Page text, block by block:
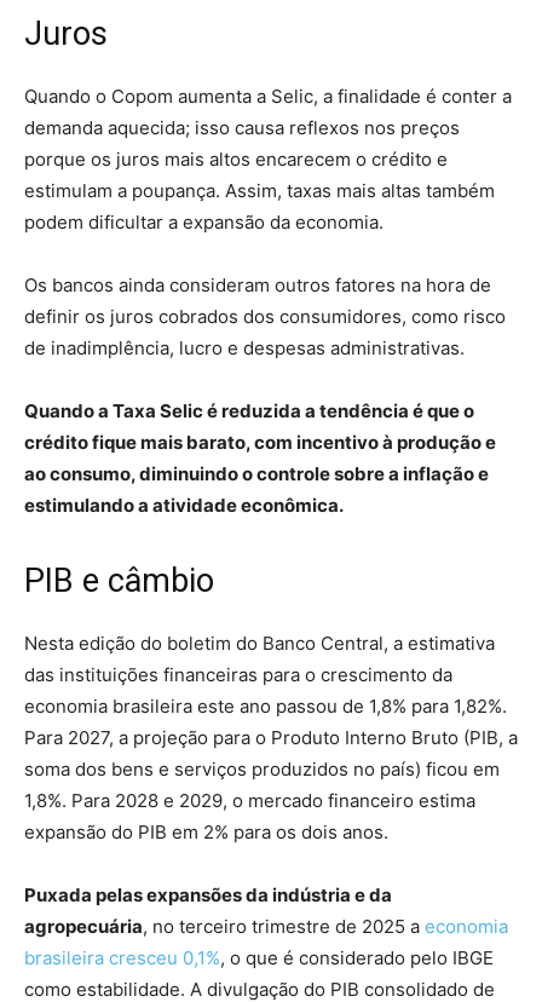
Juros
Quando o Copom aumenta a Selic, a finalidade é conter a
demanda aquecida; isso causa reflexos nos preços
porque os juros mais altos encarecem o crédito e
estimulam a poupança. Assim, taxas mais altas também
podem dificultar a expansão da economia.
Os bancos ainda consideram outros fatores na hora de
definir os juros cobrados dos consumidores, como risco
de inadimplência, lucro e despesas administrativas.
Quando a Taxa Selic é reduzida a tendência é que o
crédito fique mais barato, com incentivo à produção e
ao consumo, diminuindo o controle sobre a inflação e
estimulando a atividade econômica.
PIB e câmbio
Nesta edição do boletim do Banco Central, a estimativa
das instituições financeiras para o crescimento da
economia brasileira este ano passou de 1,8% para 1,82%.
Para 2027, a projeção para o Produto Interno Bruto (PIB, a
soma dos bens e serviços produzidos no país) ficou em
1,8%. Para 2028 e 2029, o mercado financeiro estima
expansão do PIB em 2% para os dois anos.
Puxada pelas expansões da indústria e da
agropecuária, no terceiro trimestre de 2025 a economia
brasileira cresceu 0,1%, o que é considerado pelo IBGE
como estabilidade. A divulgação do PIB consolidado de